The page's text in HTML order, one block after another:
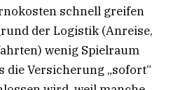
schnell greifen
der Logistik (Anreise,
wenig Spielraum
die Versicherung „sofort“